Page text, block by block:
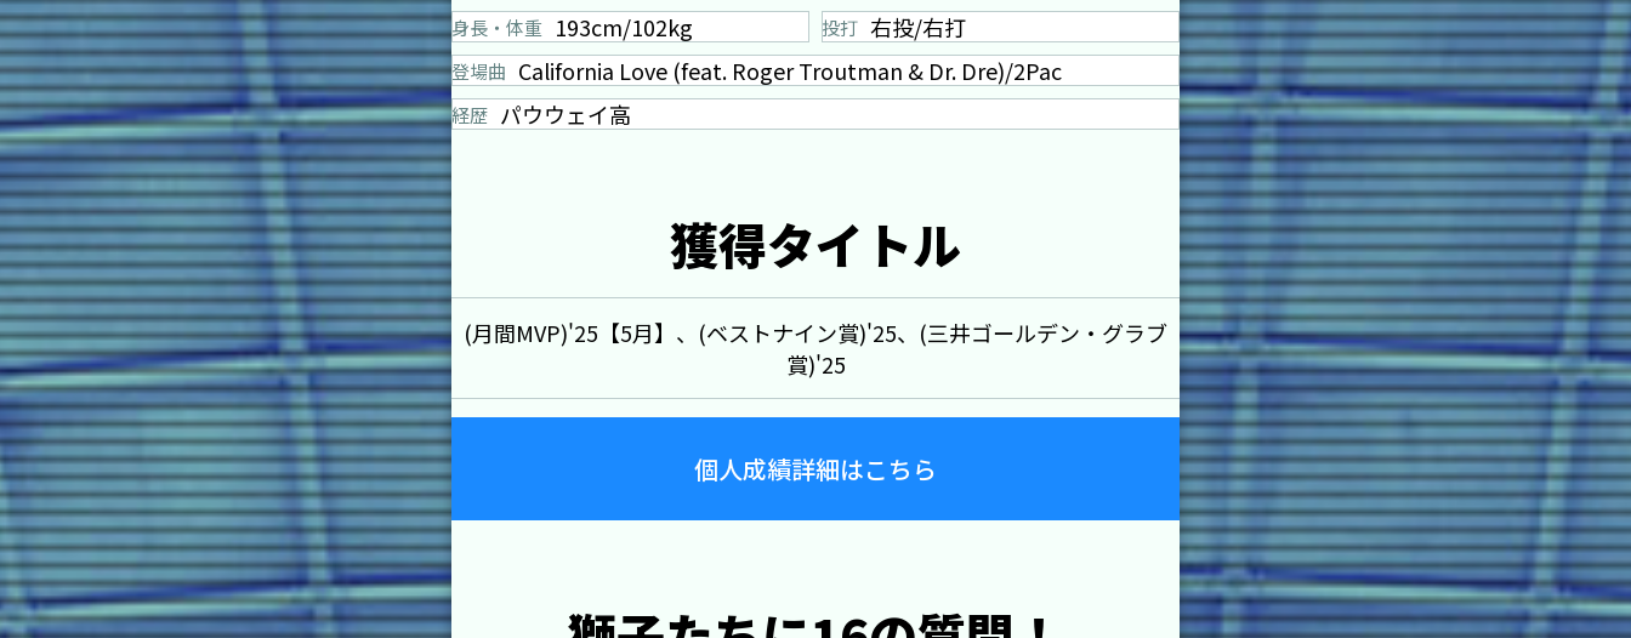
身長・体重 193cm/102kg 投打 右投/右打
登場曲 California Love (feat. Roger Troutman & Dr. Dre)/2Pac
経歴 パウウェイ高
獲得タイトル
(月間MVP)'25【5月】、(ベストナイン賞)'25、(三井ゴールデン・グラブ
賞)'25
個人成績詳細はこちら